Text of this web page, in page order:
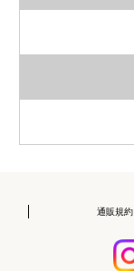
通販規約